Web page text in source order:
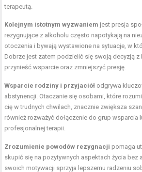
terapeutą.
Kolejnym istotnym wyzwaniem jest presja
rezygnujące z alkoholu często napotykają na
otoczenia i bywają wystawione na sytuacje, w
Dobrze jest zatem podzielić się swoją decyzją
przynieść wsparcie oraz zmniejszyć presję.
Wsparcie rodziny i przyjaciół odgrywa
abstynencji. Otaczanie się osobami, które
cię w trudnych chwilach, znacznie zwiększa
również rozważyć dołączenie do grup wsparcia
profesjonalnej terapii.
Zrozumienie powodów rezygnacji pomaga
skupić się na pozytywnych aspektach życia bez
swoich motywacji sprzyja lepszemu radzeniu